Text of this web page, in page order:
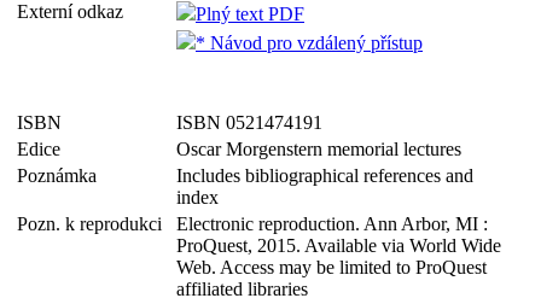
Externí odkaz
Plný text PDF
* Návod pro vzdálený přístup
ISBN
ISBN 0521474191
Edice
Oscar Morgenstern memorial lectures
Poznámka
Includes bibliographical references and
index
Pozn. k reprodukci
Electronic reproduction. Ann Arbor, MI :
ProQuest, 2015. Available via World Wide
Web. Access may be limited to ProQuest
affiliated libraries